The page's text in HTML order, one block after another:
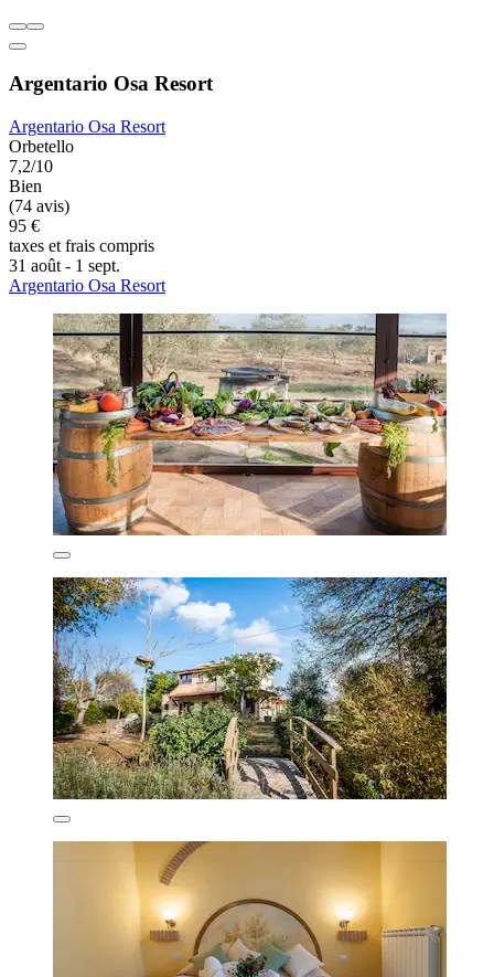
Argentario Osa Resort
Argentario Osa Resort
Orbetello
7,2/10
Bien
(74 avis)
95 €
taxes et frais compris
31 août - 1 sept.
Argentario Osa Resort